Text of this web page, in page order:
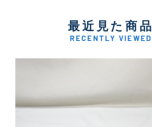
最近見た商品
RECENTLY VIEWED